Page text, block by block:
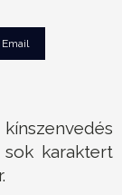
Email
karaktert